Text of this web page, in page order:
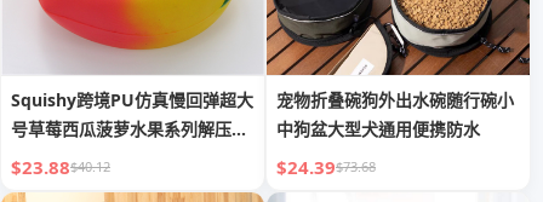
Squishy跨境PU仿真慢回弹超大
号草莓西瓜菠萝水果系列解压玩
具
$23.88$40.12
宠物折叠碗狗外出水碗随行碗小
中狗盆大型犬通用便携防水
$24.39$73.68